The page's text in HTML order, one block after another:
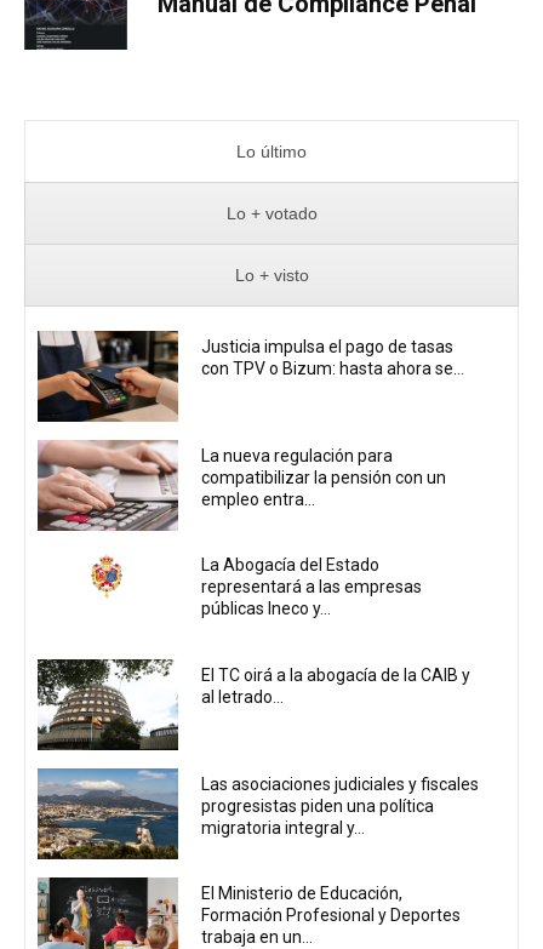
Lo último
Lo + votado
Lo + visto
Justicia impulsa el pago de tasas
con TPV o Bizum: hasta ahora se...
La nueva regulación para
compatibilizar la pensión con un
empleo entra...
La Abogacía del Estado
representará a las empresas
públicas Ineco y...
El TC oirá a la abogacía de la CAIB y
al letrado...
Las asociaciones judiciales y fiscales
progresistas piden una política
migratoria integral y...
El Ministerio de Educación,
Formación Profesional y Deportes
trabaja en un...